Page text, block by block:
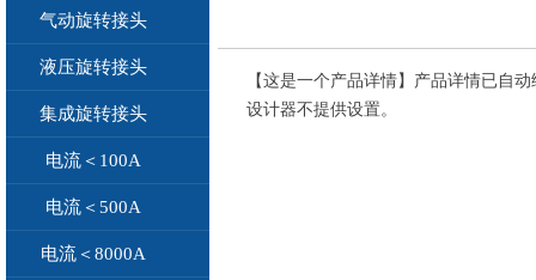
【这是一个产品详情】产品详情已自
设计器不提供设置。
气动旋转接头
液压旋转接头
集成旋转接头
电流＜100A
电流＜500A
电流＜8000A